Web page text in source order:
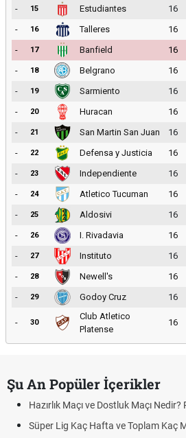
-
15 Estudiantes 16
-
16 Talleres 16
-
17 Banfield 16
-
18 Belgrano 16
-
19 Sarmiento 16
-
20 Huracan 16
-
21 San Martin San Juan 16
-
22 Defensa y Justicia 16
-
23 Independiente 16
-
24 Atletico Tucuman 16
-
25 Aldosivi 16
-
26 I. Rivadavia 16
-
27 Instituto 16
-
28 Newell's 16
-
29 Godoy Cruz 16
- 30
Club Atletico
Platense
16
Şu An Popüler İçerikler
Hazırlık Maçı ve Dostluk Maçı
Süper Lig Kaç Hafta ve Toplam Kaç